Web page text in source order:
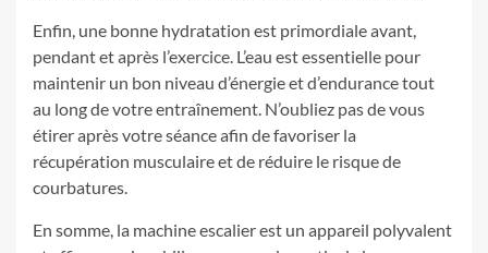
Enfin, une bonne hydratation est primordiale avant,
pendant et après l’exercice. L’eau est essentielle pour
maintenir un bon niveau d’énergie et d’endurance tout
au long de votre entraînement. N’oubliez pas de vous
étirer après votre séance afin de favoriser la
récupération musculaire et de réduire le risque de
courbatures.
En somme, la machine escalier est un appareil polyvalent